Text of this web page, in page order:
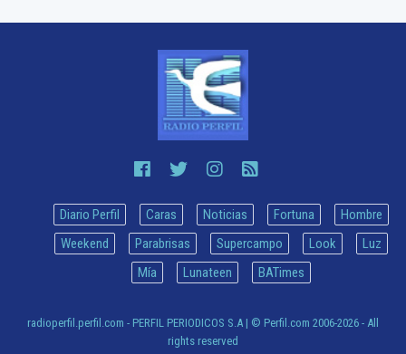
Diario Perfil Caras Noticias Fortuna
Hombre
Weekend
Parabrisas Supercampo Look
Luz
Mía
Lunateen BATimes
radioperfil.perfil.com - PERFIL PERIODICOS S.A | © Perfil.com 2006-2026 - All
rights reserved